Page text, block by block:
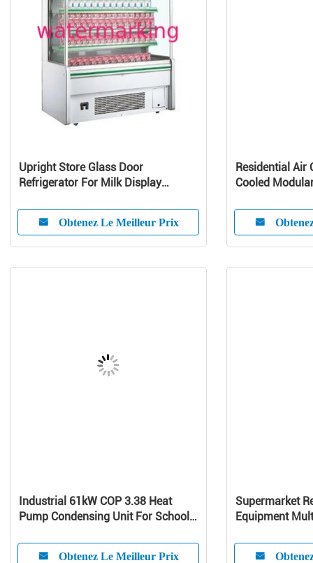
Upright Store Glass Door
Refrigerator For Milk Display
Obtenez Le Meilleur Prix
Residential Air
Cooled
Industrial 61kW COP 3.38 Heat
Pump Condensing Unit For School /
Obtenez Le Meilleur Prix
Supermarket
Equipment